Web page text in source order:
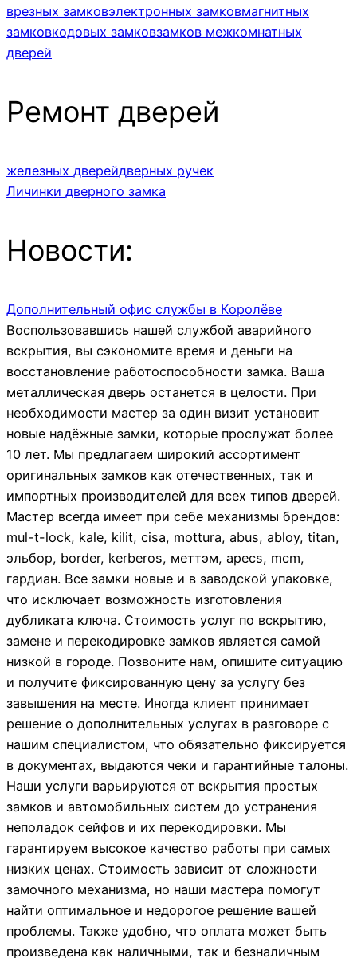
врезных замковэлектронных замковмагнитных
замковкодовых замковзамков межкомнатных
дверей
Ремонт дверей
железных дверейдверных ручек
Личинки дверного замка
Новости:
Дополнительный офис службы в Королёве
Воспользовавшись нашей службой аварийного
вскрытия, вы сэкономите время и деньги на
восстановление работоспособности замка. Ваша
металлическая дверь останется в целости. При
необходимости мастер за один визит установит
новые надёжные замки, которые прослужат более
10 лет. Мы предлагаем широкий ассортимент
оригинальных замков как отечественных, так и
импортных производителей для всех типов дверей.
Мастер всегда имеет при себе механизмы брендов:
mul-t-lock, kale, kilit, cisa, mottura, abus, abloy, titan,
эльбор, border, kerberos, меттэм, apecs, mcm,
гардиан. Все замки новые и в заводской упаковке,
что исключает возможность изготовления
дубликата ключа. Стоимость услуг по вскрытию,
замене и перекодировке замков является самой
низкой в городе. Позвоните нам, опишите ситуацию
и получите фиксированную цену за услугу без
завышения на месте. Иногда клиент принимает
решение о дополнительных услугах в разговоре с
нашим специалистом, что обязательно фиксируется
в документах, выдаются чеки и гарантийные талоны.
Наши услуги варьируются от вскрытия простых
замков и автомобильных систем до устранения
неполадок сейфов и их перекодировки. Мы
гарантируем высокое качество работы при самых
низких ценах. Стоимость зависит от сложности
замочного механизма, но наши мастера помогут
найти оптимальное и недорогое решение вашей
проблемы. Также удобно, что оплата может быть
произведена как наличными, так и безналичным